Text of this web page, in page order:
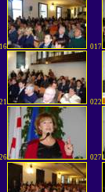
017
022
027